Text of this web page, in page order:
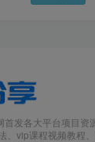
首发各大平台项目资
、vip课程视频教程